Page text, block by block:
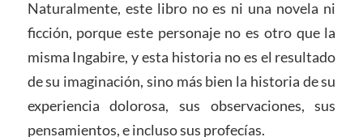
Naturalmente, este libro no es ni una novela ni
ficción, porque este personaje no es otro que la
misma Ingabire, y esta historia no es el resultado
de su imaginación, sino más bien la historia de su
experiencia dolorosa, sus observaciones, sus
pensamientos, e incluso sus profecías.